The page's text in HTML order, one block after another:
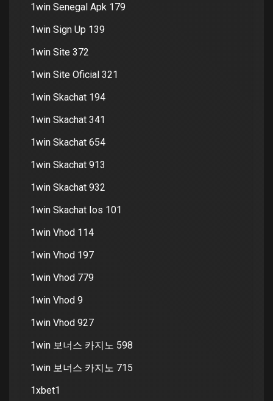
1win Senegal Apk 179
1win Sign Up 139
1win Site 372
1win Site Oficial 321
1win Skachat 194
1win Skachat 341
1win Skachat 654
1win Skachat 913
1win Skachat 932
1win Skachat Ios 101
1win Vhod 114
1win Vhod 197
1win Vhod 779
1win Vhod 9
1win Vhod 927
1win 보너스 카지노 598
1win 보너스 카지노 715
1xbet1